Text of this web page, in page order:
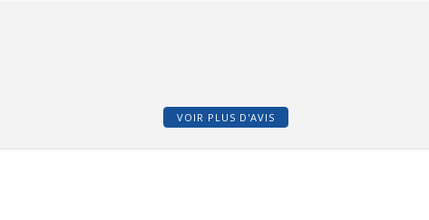
VOIR PLUS D'AVIS